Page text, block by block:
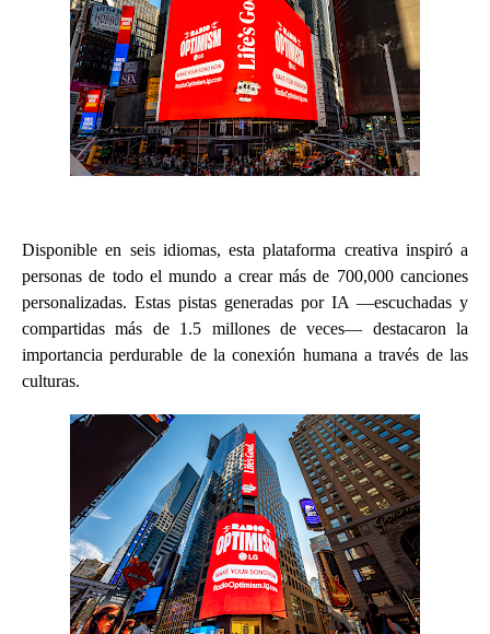
Disponible en seis idiomas, esta plataforma creativa inspiró a
personas de todo el mundo a crear más de 700,000 canciones
personalizadas. Estas pistas generadas por IA —escuchadas y
compartidas más de 1.5 millones de veces— destacaron la
importancia perdurable de la conexión humana a través de las
culturas.